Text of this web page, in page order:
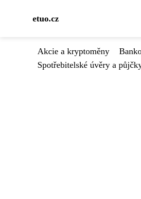
etuo.cz
Akcie a kryptoměny
Spotřebitelské úvěry a